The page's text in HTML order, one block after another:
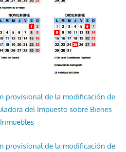
provisional de la modificación de
del Impuesto sobre Bienes
Inmuebles
provisional de la modificación de